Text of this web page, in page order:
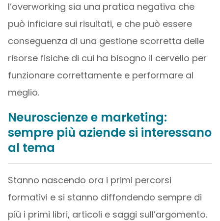
l’overworking sia una pratica negativa che
può inficiare sui risultati, e che può essere
conseguenza di una gestione scorretta delle
risorse fisiche di cui ha bisogno il cervello per
funzionare correttamente e performare al
meglio.
Neuroscienze e marketing:
sempre più aziende si interessano
al tema
Stanno nascendo ora i primi percorsi
formativi e si stanno diffondendo sempre di
più i primi libri, articoli e saggi sull’argomento.